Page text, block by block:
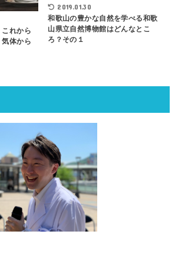
これから
体から
2019.01.30
和歌山の豊かな自然を学べる和歌
山県立自然博物館はどんなとこ
ろ？その１